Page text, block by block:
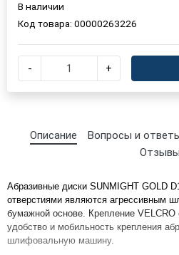
Выберите язык
Описание Вопросы и
Отзывы
Абразивные диски SUNMIGHT GOLD
отверстиями являются агрессивным
бумажной основе. Крепление VELCRO
удобство и мобильность крепления
шлифовальную машину.
В наличии
Код товара: 00000263226
- +